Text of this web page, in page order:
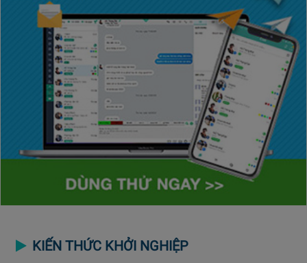
KIẾN THỨC KHỞI NGHIỆP